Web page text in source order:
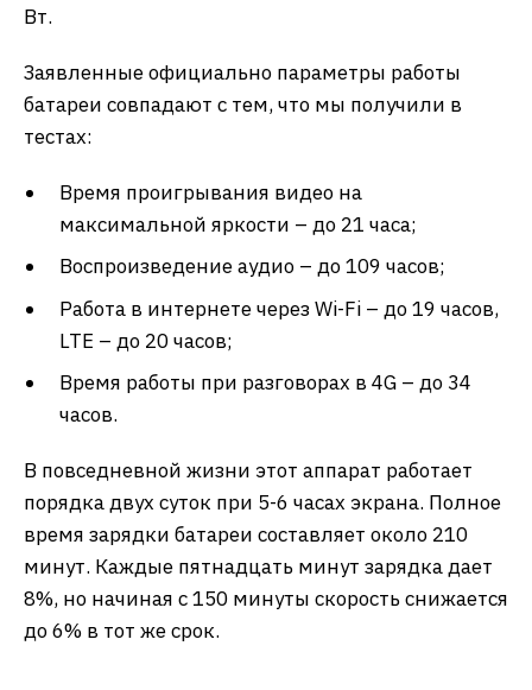
Вт.
Заявленные официально параметры работы
батареи совпадают с тем, что мы получили в
тестах:
Время проигрывания видео на
максимальной яркости – до 21 часа;
Воспроизведение аудио – до 109 часов;
Работа в интернете через Wi-Fi – до 19 часов,
LTE – до 20 часов;
Время работы при разговорах в 4G – до 34
часов.
В повседневной жизни этот аппарат работает
порядка двух суток при 5-6 часах экрана. Полное
время зарядки батареи составляет около 210
минут. Каждые пятнадцать минут зарядка дает
8%, но начиная с 150 минуты скорость снижается
до 6% в тот же срок.